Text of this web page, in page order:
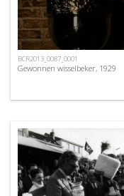
BCR2013_0087_0001
Gewonnen wisselbeker, 1929